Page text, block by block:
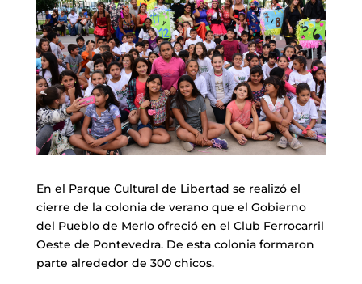
En el Parque Cultural de Libertad se realizó el
cierre de la colonia de verano que el Gobierno
del Pueblo de Merlo ofreció en el Club Ferrocarril
Oeste de Pontevedra. De esta colonia formaron
parte alrededor de 300 chicos.